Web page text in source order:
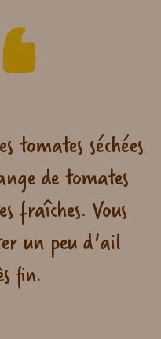
tomates séchées
de tomates
fraîches. Vous
un peu d'ail
fin.